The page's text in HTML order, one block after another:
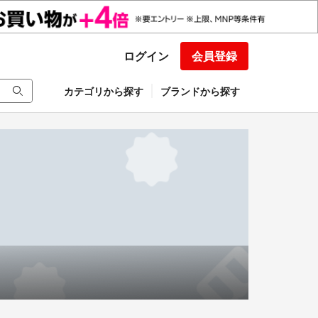
ログイン 会員登録
カテゴリから探す ブランドから探す